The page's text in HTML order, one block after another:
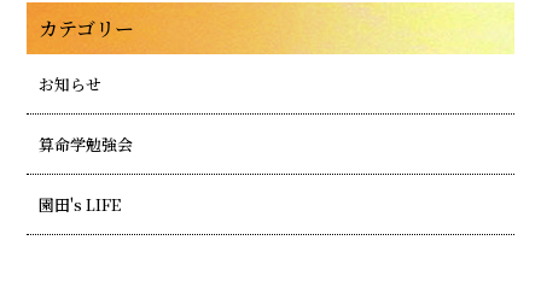
カテゴリー
お知らせ
算命学勉強会
園田's LIFE